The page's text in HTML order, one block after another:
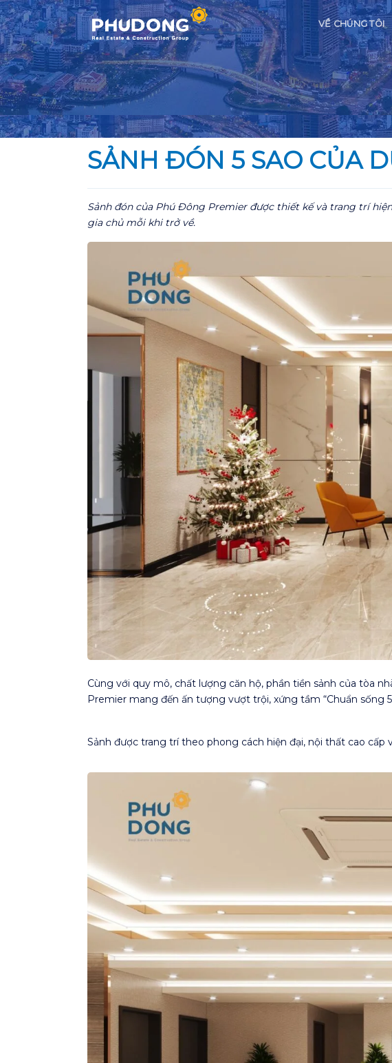
Skip
to
content
VỀ CHÚNG TÔI
SẢNH ĐÓN 5 SAO CỦA
Sảnh đón của Phú Đông Premier được thiết kế và trang trí
gia chủ mỗi khi trở về.
Cùng với quy mô, chất lượng căn hộ, phần tiền sảnh của tòa
Premier mang đến ấn tượng vượt trội, xứng tầm “Chuẩn sống
Sảnh được trang trí theo phong cách hiện đại, nội thất cao cấp